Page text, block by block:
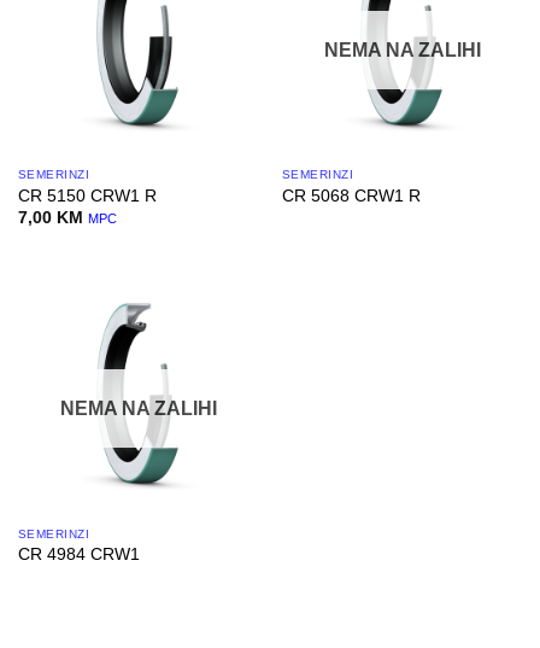
SEMERINZI
CR 5150 CRW1 R
7,00 KM MPC
NEMA NA ZALIHI
SEMERINZI
CR 5068 CRW1 R
NEMA NA ZALIHI
SEMERINZI
CR 4984 CRW1